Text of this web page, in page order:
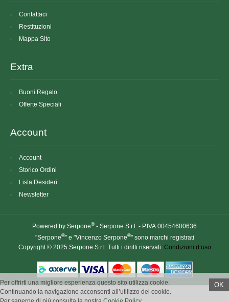
Contattaci
Restituzioni
Mappa Sito
Extra
Buoni Regalo
Offerte Speciali
Account
Account
Storico Ordini
Lista Desideri
Newsletter
Powered by Serpone®- Serpone S.r.l. - P.IVA:00454600636
"Serpone®" e "Vincenzo Serpone®" sono marchi registrati
Copyright © 2025 Serpone S.r.l. Tutti i diritti riservati. Condizioni d’uso
OK
Per offrirti una migliore esperienza questo sito utilizza cookie.
Continuando la navigazione acconsenti all’utilizzo dei cookie.